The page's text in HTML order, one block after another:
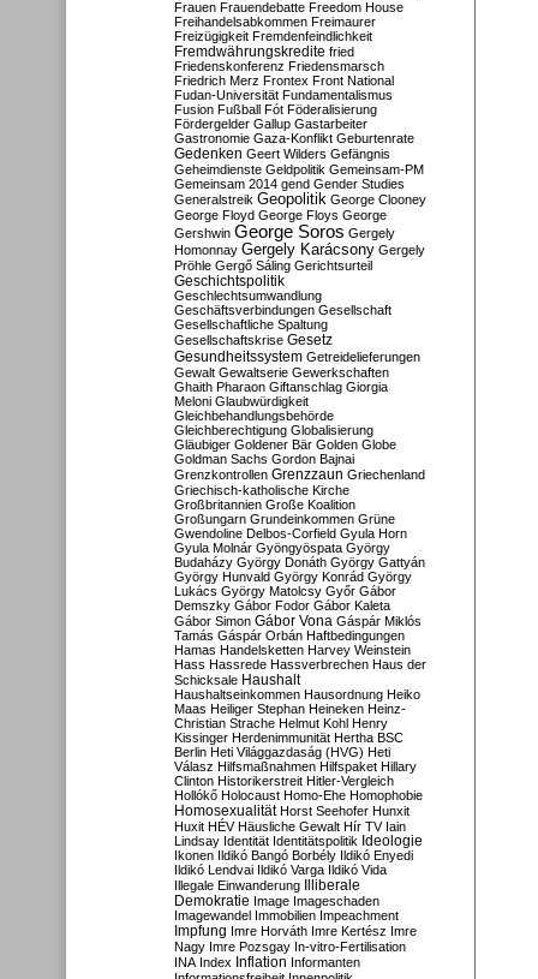
Frauen Frauendebatte Freedom House
Freihandelsabkommen Freimaurer
Freizügigkeit Fremdenfeindlichkeit
Fremdwährungskredite fried
Friedenskonferenz Friedensmarsch
Friedrich Merz Frontex Front National
Fudan-Universität Fundamentalismus
Fusion Fußball Fót Föderalisierung
Fördergelder Gallup Gastarbeiter
Gastronomie Gaza-Konflikt Geburtenrate
Gedenken Geert Wilders Gefängnis
Geheimdienste Geldpolitik Gemeinsam-PM
Gemeinsam 2014 gend Gender Studies
Generalstreik Geopolitik George Clooney
George Floyd George Floys George
Gershwin George Soros Gergely
Homonnay Gergely Karácsony Gergely
Pröhle Gergő Sáling Gerichtsurteil
Geschichtspolitik
Geschlechtsumwandlung
Geschäftsverbindungen Gesellschaft
Gesellschaftliche Spaltung
Gesellschaftskrise Gesetz
Gesundheitssystem Getreidelieferungen
Gewalt Gewaltserie Gewerkschaften
Ghaith Pharaon Giftanschlag Giorgia
Meloni Glaubwürdigkeit
Gleichbehandlungsbehörde
Gleichberechtigung Globalisierung
Gläubiger Goldener Bär Golden Globe
Goldman Sachs Gordon Bajnai
Grenzkontrollen Grenzzaun Griechenland
Griechisch-katholische Kirche
Großbritannien Große Koalition
Großungarn Grundeinkommen Grüne
Gwendoline Delbos-Corfield Gyula Horn
Gyula Molnár Gyöngyöspata György
Budaházy György Donáth György Gattyán
György Hunvald György Konrád György
Lukács György Matolcsy Győr Gábor
Demszky Gábor Fodor Gábor Kaleta
Gábor Simon Gábor Vona Gáspár Miklós
Tamás Gáspár Orbán Haftbedingungen
Hamas Handelsketten Harvey Weinstein
Hass Hassrede Hassverbrechen Haus der
Schicksale Haushalt
Haushaltseinkommen Hausordnung Heiko
Maas Heiliger Stephan Heineken Heinz-
Christian Strache Helmut Kohl Henry
Kissinger Herdenimmunität Hertha BSC
Berlin Heti Világgazdaság (HVG) Heti
Válasz Hilfsmaßnahmen Hilfspaket Hillary
Clinton Historikerstreit Hitler-Vergleich
Hollókő Holocaust Homo-Ehe Homophobie
Homosexualität Horst Seehofer Hunxit
Huxit HÉV Häusliche Gewalt Hír TV Iain
Lindsay Identität Identitätspolitik Ideologie
Ikonen Ildikó Bangó Borbély Ildikó Enyedi
Ildikó Lendvai Ildikó Varga Ildikó Vida
Illegale Einwanderung Illiberale
Demokratie Image Imageschaden
Imagewandel Immobilien Impeachment
Impfung Imre Horváth Imre Kertész Imre
Nagy Imre Pozsgay In-vitro-Fertilisation
INA Index Inflation Informanten